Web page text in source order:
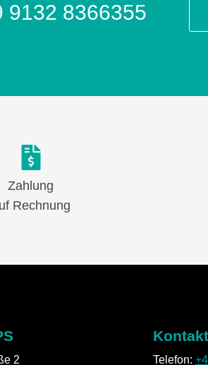
9132 8366355
Zahlung
Rechnung
2
Kontakt
Telefon: